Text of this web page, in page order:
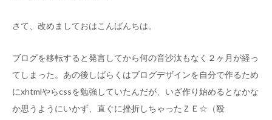
さて、改めましておはこんばんちは。
ブログを移転すると発言してから何の音沙汰もなく２ヶ月が経っ
てしまった。あの後しばらくはブログデザインを自分で作るため
にxhtmlやらcssを勉強していたんだが、いざ作り始めるとなかな
か思うようにいかず、直ぐに挫折しちゃったＺＥ☆（殴